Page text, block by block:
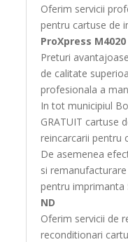
Oferim servicii
pentru cartuse de
ProXpress M4020
Preturi
de calitate
profesionala a
In tot municipiul
GRATUIT cartuse
reincarcarii pentru
De asemenea
si
pentru imprimanta
ND
Oferim servicii de
reconditionari